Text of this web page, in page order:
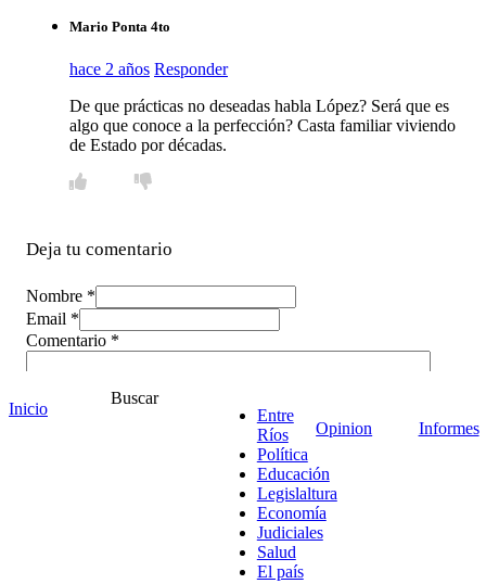
Mario Ponta 4to
hace 2 años Responder
De que prácticas no deseadas habla López? Será que es
algo que conoce a la perfección? Casta familiar viviendo
de Estado por décadas.
Deja tu comentario
Nombre *
Email *
Comentario *
Inicio
Buscar
Entre
Ríos
Política
Educación
Legislaltura
Economía
Judiciales
Salud
El país
Opinion Informes